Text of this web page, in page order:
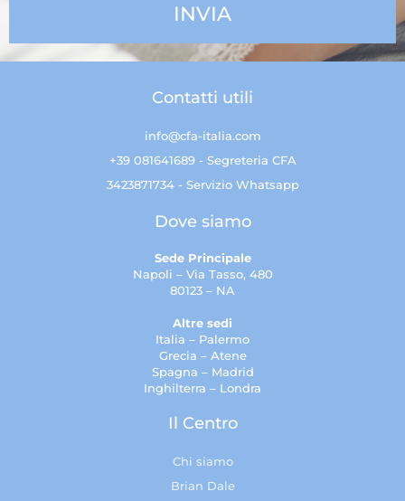
Contatti utili
info@cfa-italia.com
+39 081641689 - Segreteria CFA
3423871734 - Servizio Whatsapp
Dove siamo
Sede Principale
Napoli – Via Tasso, 480
80123 – NA
Altre sedi
Italia – Palermo
Grecia – Atene
Spagna – Madrid
Inghilterra – Londra
Il Centro
Chi siamo
Brian Dale